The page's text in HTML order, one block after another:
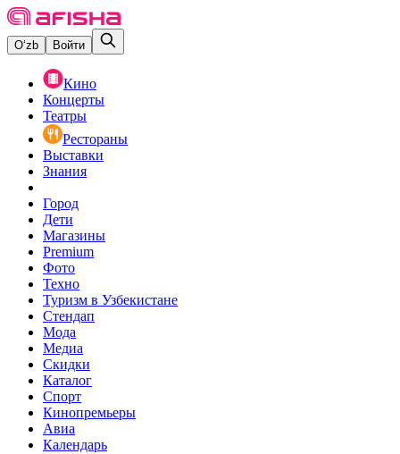
O‘zb Войти
Кино
Концерты
Театры
Рестораны
Выставки
Знания
Город
Дети
Магазины
Premium
Фото
Техно
Туризм в Узбекистане
Стендап
Мода
Медиа
Скидки
Каталог
Спорт
Кинопремьеры
Авиа
Календарь